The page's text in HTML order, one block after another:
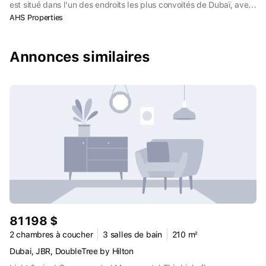
est situé dans l'un des endroits les plus convoités de Dubaï, avec
un accès facile aux innombrables lieux de divertissement
et de Palm Jumeirah Road.
AHS Properties
Annonces similaires
81 198 $
2 chambres à coucher 3 salles de bain
210 m²
Dubai, JBR, DoubleTree by Hilton